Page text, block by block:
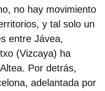
no hay movimiento
y tal solo un
entre Jávea,
(Vizcaya) ha
Por detrás,
adelantada por